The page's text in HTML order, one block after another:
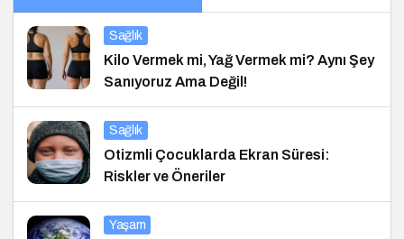
Sağlık
Kilo Vermek mi, Yağ Vermek mi? Aynı Şey
Sanıyoruz Ama Değil!
Sağlık
Otizmli Çocuklarda Ekran Süresi:
Riskler ve Öneriler
Yaşam